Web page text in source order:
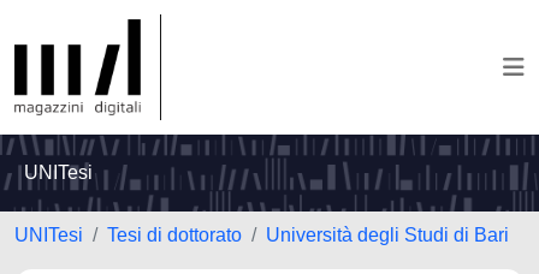
UNITesi
UNITesi Tesi di dottorato Università degli Studi di Bari